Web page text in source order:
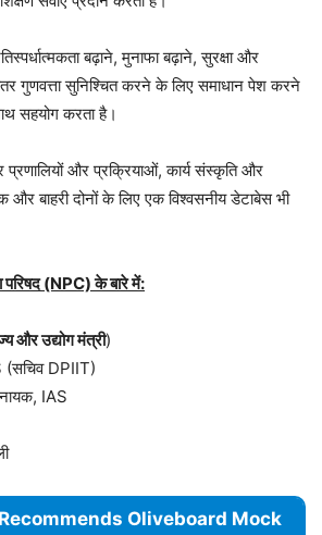
बढ़ाने, मुनाफा बढ़ाने, सुरक्षा और
गुणवत्ता सुनिश्चित करने के लिए समाधान पेश करने
सहयोग करता है।
प्रणालियों और प्रक्रियाओं, कार्य संस्कृति और
और बाहरी दोनों के लिए एक विश्वसनीय डेटाबेस भी
परिषद (NPC) के बारे में:
और उद्योग मंत्री)
DPIIT)
IAS
Oliveboard Mock